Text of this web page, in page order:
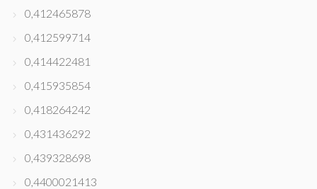
0,412465878
0,412599714
0,414422481
0,415935854
0,418264242
0,431436292
0,439328698
0,4400021413